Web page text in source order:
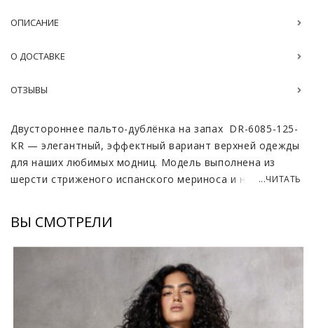
ОПИСАНИЕ
О ДОСТАВКЕ
ОТЗЫВЫ
Двустороннее пальто-дублёнка на запах DR-6085-125-
KR — элегантный, эффектный вариант верхней одежды
для наших любимых модниц. Модель выполнена из
шерсти стриженого испанского мериноса и не только
любых погодных условиях. Элегантный леопардовый и
насыщенный коричневый цвета делают вещь
универсальным элементом вашего гардероба, который
легко вписывается как в повседневные, так и в
Внутри пальто - мягкая, эластичная кожа ягнёнка
...ЧИТАТЬ
ВЫ СМОТРЕЛИ